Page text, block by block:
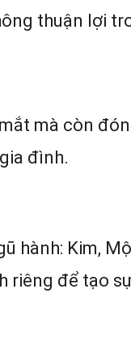
thuận lợi
mà còn
đình.
hành: Kim,
riêng để tạo